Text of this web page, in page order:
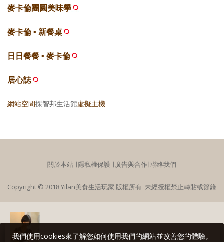
麥卡倫團圓美味學
麥卡倫 • 新餐桌
日日餐餐 • 麥卡倫
居心誌
網站空間採智邦生活館虛擬主機
關於本站 ∣隱私權保護 ∣ 廣告與合作∣聯絡我們
Copyright © 2018 Yilan美食生活玩家 版權所有 未經授權禁止轉貼或節錄
我們使用cookies來了解您如何使用我們的網站並改善您的體驗。